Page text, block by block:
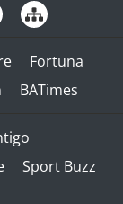
Fortuna
BATimes
Sport Buzz